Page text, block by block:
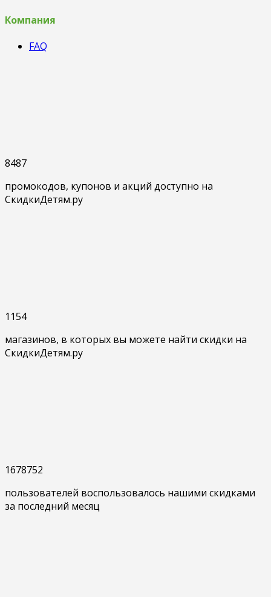
Компания
FAQ
8487
промокодов, купонов и акций доступно на
СкидкиДетям.ру
1154
магазинов, в которых вы можете найти скидки на
СкидкиДетям.ру
1678752
пользователей воспользовалось нашими скидками
за последний месяц